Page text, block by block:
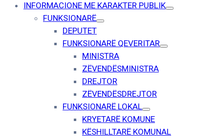
INFORMACIONE ME KARAKTER PUBLIK
FUNKSIONARË
DEPUTET
FUNKSIONARË QEVERITAR
MINISTRA
ZËVENDËSMINISTRA
DREJTOR
ZËVENDËSDREJTOR
FUNKSIONARË LOKAL
KRYETARË KOMUNE
KËSHILLTARË KOMUNAL